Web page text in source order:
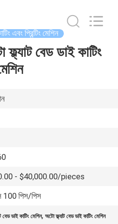
এবং প্রিন্টিং মেশিন
বেড ডাই কাটিং
- $40,000.00/pieces
100 পিস/পিস
ডাই কাটিং মেশিন,অটো ফ্ল্যাট বেড ডাই কাটিং মেশিন